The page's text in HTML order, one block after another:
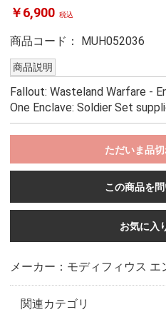
￥6,900 税込
商品コード： MUH052036
商品説明
Fallout: Wasteland Warfare -
One Enclave: Soldier Set
ただいま品切
この商品を
お気に入
メーカー：モディフィウス エ
関連カテゴリ